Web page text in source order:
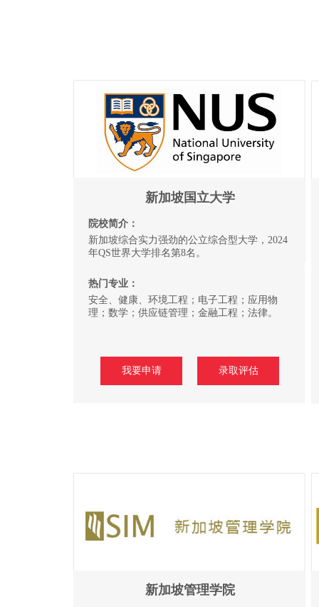
新加坡国立大学
院校简介：
新加坡综合实力强劲的公立综合型大学，2024
年QS世界大学排名第8名。
热门专业：
安全、健康、环境工程；电子工程；应用物
理；数学；供应链管理；金融工程；法律。
我要申请 录取评估
新加坡管理学院